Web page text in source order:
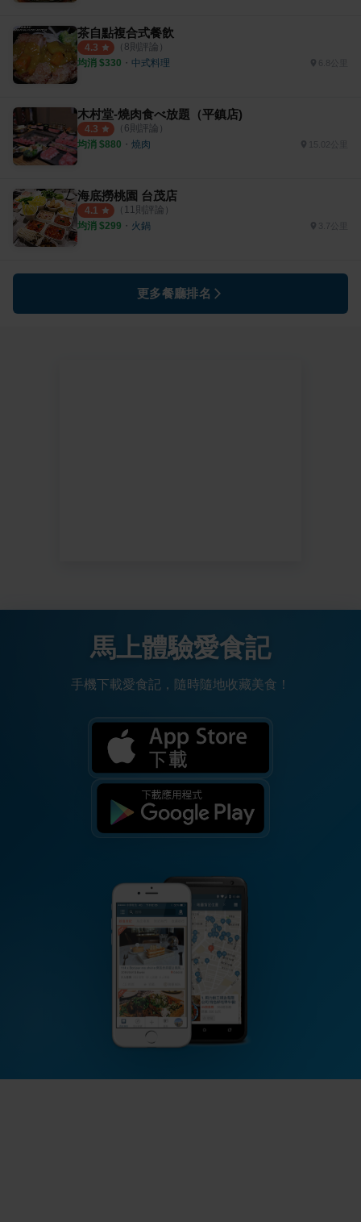
茶自點複合式餐飲
4.3 （ 8則評論）
均消 $330 ・ 中式料理 6.8公里
木村堂-燒肉食べ放題（平鎮店)
4.3 （ 6則評論）
均消 $880 ・ 燒肉 15.02公里
海底撈桃園 台茂店
4.1 （ 11則評論）
均消 $299 ・ 火鍋 3.7公里
更多餐廳排名
馬上體驗愛食記
手機下載愛食記，隨時隨地收藏美食！